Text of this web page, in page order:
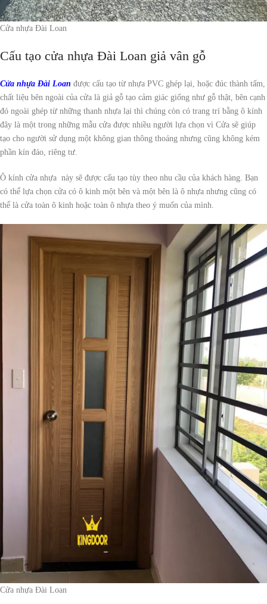
Cửa nhựa Đài Loan
Cấu tạo cửa nhựa Đài Loan giả vân gỗ
Cửa nhựa Đài Loan được cấu tạo từ nhựa PVC ghép lại, hoặc đúc thành tấm,
chất liệu bên ngoài của cửa là giả gỗ tạo cảm giác giống như gỗ thật, bên cạnh
đó ngoài ghép từ những thanh nhựa lại thì chúng còn có trang trí bằng ô kính
đây là một trong những mẫu cửa được nhiều người lựa chọn vì Cửa sẽ giúp
tạo cho người sử dụng một không gian thông thoáng nhưng cũng không kém
phần kín đáo, riêng tư.
Ô kính cửa nhựa này sẽ được cấu tạo tùy theo nhu cầu của khách hàng. Bạn
có thể lựa chọn cửa có ô kinh một bên và một bên là ô nhựa nhưng cũng có
thể là cửa toàn ô kinh hoặc toàn ô nhựa theo ý muốn của mình.
Cửa nhựa Đài Loan